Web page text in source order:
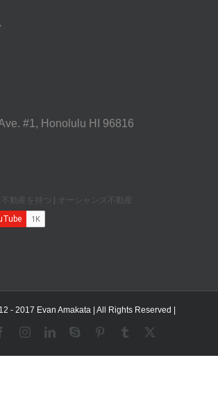
#1, Honolulu HI 96816
- 2017 Evan Amakata | All Rights Reserved |
FacebookInstagramLinkedInSkype PinterestTumblr